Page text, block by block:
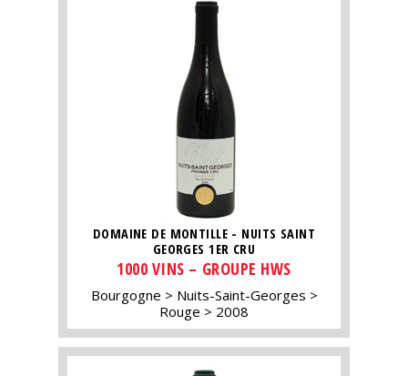
DOMAINE DE MONTILLE - NUITS SAINT
GEORGES 1ER CRU
1000 VINS – GROUPE HWS
Bourgogne
Nuits-Saint-Georges
Rouge
2008